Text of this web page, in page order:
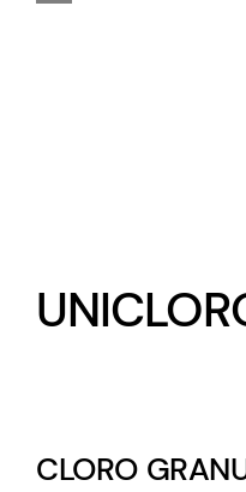
CLORO